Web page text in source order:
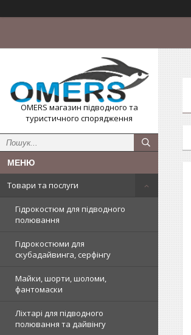
OMERS магазин підводного та
туристичного спорядження
Товари та послуги
Гідрокостюм для підводного
полювання
Гідрокостюми для
скубадайвинга, серфінгу
Майки, шорти, шоломи,
фантомаски
Ліхтарі для підводного
полювання та дайвінгу